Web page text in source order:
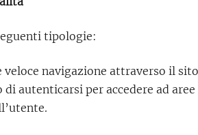
tipologie:
navigazione attraverso il
autenticarsi per accedere ad